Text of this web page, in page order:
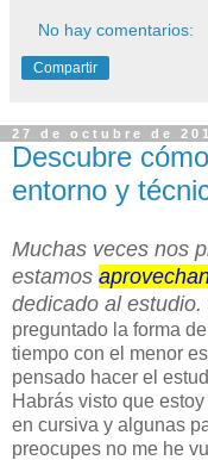
No hay comentarios:
Compartir
27 de octubre de
Descubre
entorno y
Muchas veces nos
estamos
dedicado al estudio.
preguntado la forma
tiempo con el menor
pensado hacer el
Habrás visto que
en cursiva y algunas
preocupes no me he